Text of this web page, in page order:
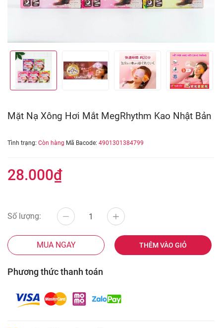
Mặt Nạ Xông Hơi Mắt MegRhythm Kao Nhật Bản
Tình trạng: Còn hàng Mã Bacode: 4901301384799
28.000₫
Số lượng:
MUA NGAY THÊM VÀO GIỎ
Phương thức thanh toán